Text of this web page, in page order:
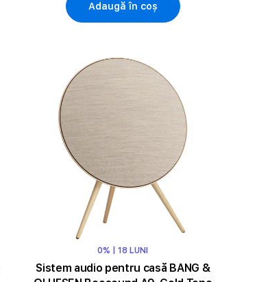
Adaugă în coș
0% | 18 LUNI
Sistem audio pentru casă BANG &